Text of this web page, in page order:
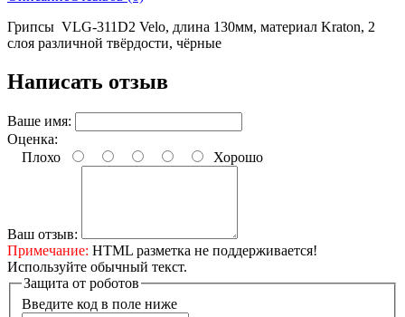
Грипсы VLG-311D2 Velo, длина 130мм, материал Kraton, 2
слоя различной твёрдости, чёрные
Написать отзыв
Ваше имя:
Оценка:
Плохо
Хорошо
Ваш отзыв:
Примечание: HTML разметка не поддерживается!
Используйте обычный текст.
Защита от роботов
Введите код в поле ниже